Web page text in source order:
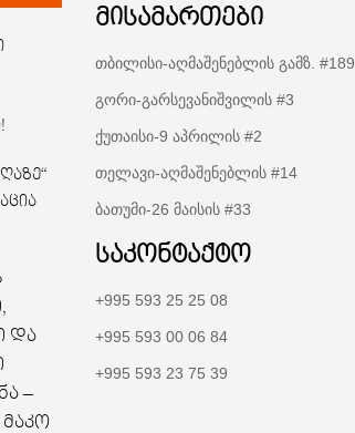
და
–
მაკო
მისამართები
თბილისი-აღმაშენებლის გამზ. #189
გორი-გარსევანიშვილის #3
ქუთაისი-9 აპრილის #2
თელავი-აღმაშენებლის #14
ბათუმი-26 მაისის #33
საკონტაქტო
+995 593 25 25 08
+995 593 00 06 84
+995 593 23 75 39